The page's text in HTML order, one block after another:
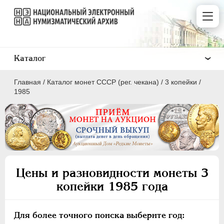
Главная / Каталог монет СССР (рег. чекана) / 3 копейки /
1985
Цены и разновидности монеты 3
копейки 1985 года
Для более точного поиска выберите год:
Каталог
ПОЛКОПЕЙКИ
2 КОПЕЙКИ
3 КОПЕЙКИ
10 КОПЕЕК